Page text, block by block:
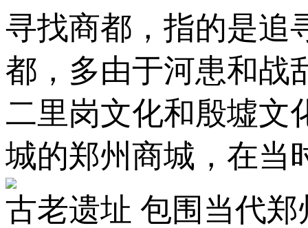
寻找商都，指的是追
都，多由于河患和战
二里岗文化和殷墟文
城的郑州商城，在当
古老遗址 包围当代郑